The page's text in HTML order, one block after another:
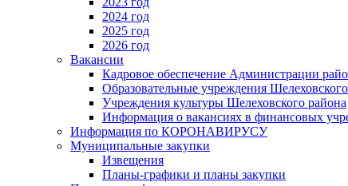
2024 год
2025 год
2026 год
Вакансии
Кадровое обеспечение Администрации
Образовательные учреждения
Учреждения культуры Шелеховского района
Информация о вакансиях в финансовых
Информация по КОРОНАВИРУСУ
Муниципальные закупки
Извещения
Планы-графики и планы закупки